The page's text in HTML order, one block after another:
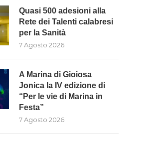
“LA MIA
APPROVATO IL PROGETTO
Quasi 500 adesioni alla
Rete dei Talenti calabresi
per la Sanità
7 Agosto 2026
A Marina di Gioiosa
Jonica la IV edizione di
“Per le vie di Marina in
Festa”
7 Agosto 2026